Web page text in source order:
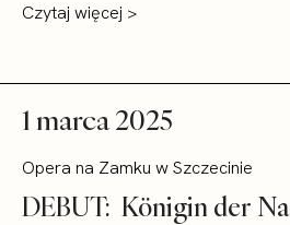
Czytaj więcej >
1 marca 2025
Opera na Zamku w Szczecinie
DEBUT: Königin der